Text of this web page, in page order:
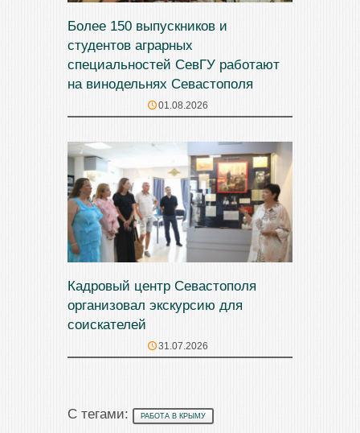
Более 150 выпускников и
студентов аграрных
специальностей СевГУ работают
на винодельнях Севастополя
01.08.2026
Кадровый центр Севастополя
организовал экскурсию для
соискателей
31.07.2026
С тегами: РАБОТА В КРЫМУ